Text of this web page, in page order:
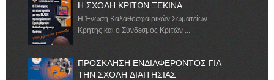
Η ΣΧΟΛΗ ΚΡΙΤΩΝ ΞΕΚΙΝΑ.......
Η Ένωση Καλαθοσφαιρικών Σωματείων
Κρήτης και ο Σύνδεσμος Κριτών ...
ΠΡΟΣΚΛΗΣΗ ΕΝΔΙΑΦΕΡΟΝΤΟΣ ΓΙΑ
ΤΗΝ ΣΧΟΛΗ ΔΙΑΙΤΗΣΙΑΣ